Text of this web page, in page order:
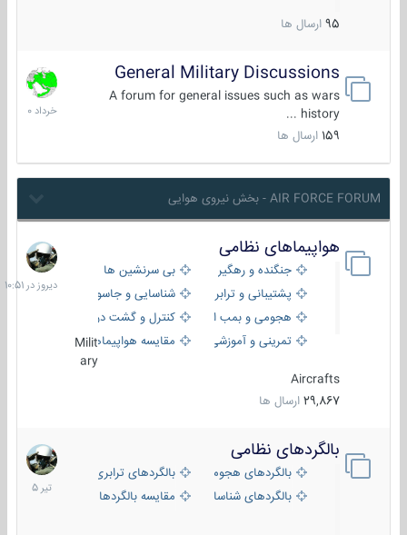
95 ارسال ها
General Military Discussions
A forum for general issues such as wars
history ...
159 ارسال ها
10
خرداد
1400
AIR FORCE FORUM - بخش نیروی هوایی
هواپیماهای نظامی
جنگنده و رهگیر
بی سرنشین ها
پشتیبانی و ترابری
شناسایی و جاسوسی
هجومی و بمب افکن
کنترل و گشت دریایی
تمرینی و آموزشی
مقایسه هواپیماهاMilit
ary
Aircrafts
29,867 ارسال ها
دیروز
در
10:51
بالگردهای نظامی
بالگردهای هجومی
بالگردهای ترابری
بالگردهای شناسایی
مقایسه بالگردها
22
تیر
1405